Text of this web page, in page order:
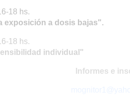
18 hs.
exposición a dosis bajas".
18 hs.
individual"
Informes e